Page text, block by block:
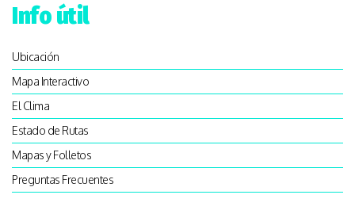
Info útil
Ubicación
Mapa Interactivo
El Clima
Estado de Rutas
Mapas y Folletos
Preguntas Frecuentes